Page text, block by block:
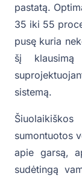
pastatą.
35 iki 55
pusę kuria
šį
sistemą.
sumontuotos
apie garsą,
sudėtingą